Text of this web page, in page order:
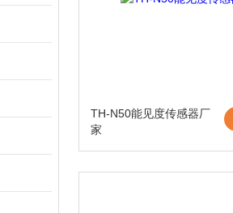
TH-N50能见度传感器厂
家